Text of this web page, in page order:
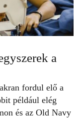
a
fordul elő a
például elég
és az Old Navy